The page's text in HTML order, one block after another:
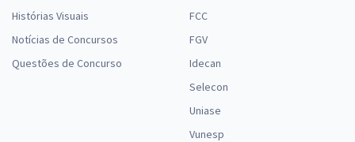
Histórias Visuais
Notícias de Concursos
Questões de Concurso
FCC
FGV
Idecan
Selecon
Uniase
Vunesp